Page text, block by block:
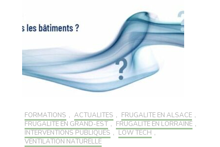
FORMATIONS , ACTUALITÉS , FRUGALITÉ EN ALSACE ,
FRUGALITÉ EN GRAND-EST , FRUGALITÉ EN LORRAINE ,
INTERVENTIONS PUBLIQUES , LOW TECH ,
VENTILATION NATURELLE